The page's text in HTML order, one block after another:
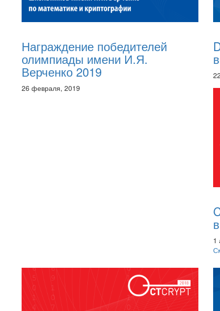
Награждение победителей
олимпиады имени И.Я.
Верченко 2019
26 февраля, 2019
1